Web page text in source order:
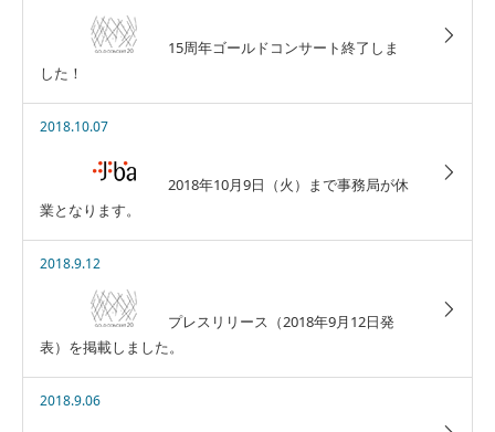
15周年ゴールドコンサート終了しま
した！
2018.10.07
2018年10月9日（火）まで事務局が休
業となります。
2018.9.12
プレスリリース（2018年9月12日発
表）を掲載しました。
2018.9.06